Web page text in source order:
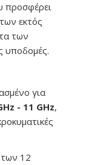
προσφέρει
εκτός
των
υποδομές.
για
- 11 GHz,
12